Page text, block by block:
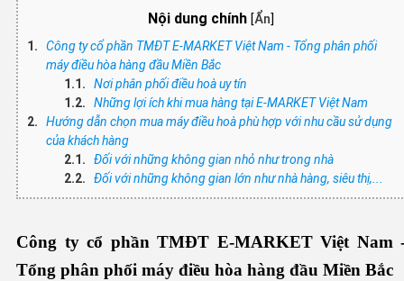
Nội dung chính [Ẩn]
Công ty cổ phần TMĐT E-MARKET Việt Nam - Tổng phân phối
máy điều hòa hàng đầu Miền Bắc
Nơi phân phối điều hoà uy tín
Những lợi ích khi mua hàng tại E-MARKET Việt Nam
Hướng dẫn chọn mua máy điều hoà phù hợp với nhu cầu sử dụng
của khách hàng
Đối với những không gian nhỏ như trong nhà
Đối với những không gian lớn như nhà hàng, siêu thị,...
Công ty cổ phần TMĐT E-MARKET Việt Nam
Tổng phân phối máy điều hòa hàng đầu Miền Bắc